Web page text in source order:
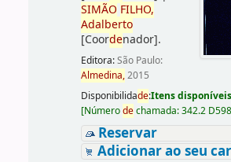
SIMÃO FILHO,
Adalberto
[Coordenador].
Editora:São Paulo:
Almedina,2015
Disponibilidade:Itens
[Númerodechamada:342.2 D598
Reservar
Adicionar ao seu